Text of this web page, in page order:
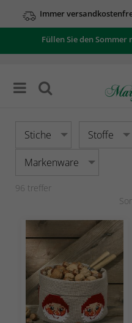
Immer
Füllen Sie den
Stiche Stoffe
Markenware
96 treffer